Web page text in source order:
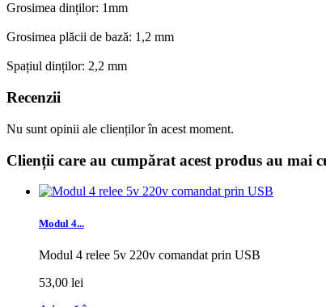
Grosimea dinților: 1mm
Grosimea plăcii de bază: 1,2 mm
Spațiul dinților: 2,2 mm
Recenzii
Nu sunt opinii ale clienților în acest moment.
Clienții care au cumpărat acest produs au mai
Modul 4...
Modul 4 relee 5v 220v comandat prin USB
53,00 lei